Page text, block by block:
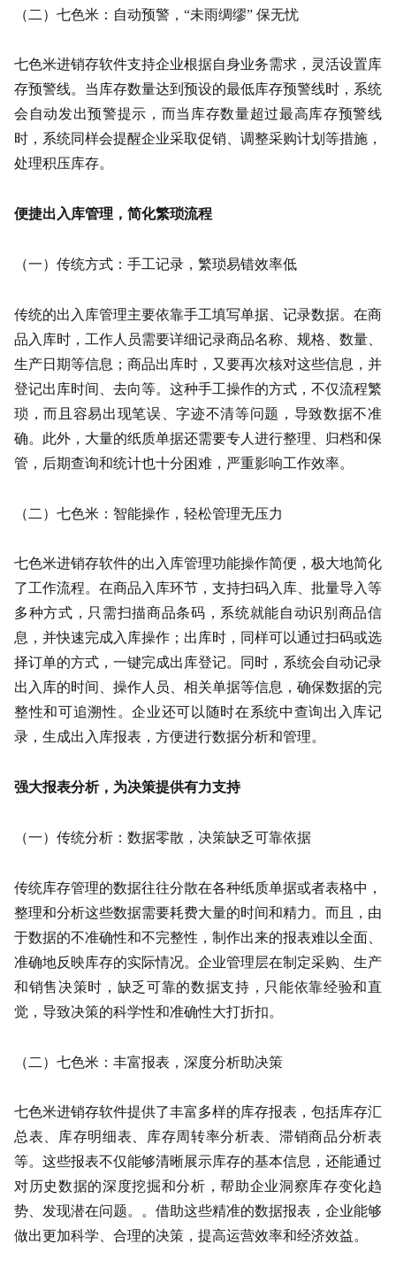
（二）七色米：自动预警，“未雨绸缪” 保无忧
七色米进销存软件支持企业根据自身业务需求，灵活设置库
存预警线。当库存数量达到预设的最低库存预警线时，系统
会自动发出预警提示，而当库存数量超过最高库存预警线
时，系统同样会提醒企业采取促销、调整采购计划等措施，
处理积压库存。
便捷出入库管理，简化繁琐流程
（一）传统方式：手工记录，繁琐易错效率低
传统的出入库管理主要依靠手工填写单据、记录数据。在商
品入库时，工作人员需要详细记录商品名称、规格、数量、
生产日期等信息；商品出库时，又要再次核对这些信息，并
登记出库时间、去向等。这种手工操作的方式，不仅流程繁
琐，而且容易出现笔误、字迹不清等问题，导致数据不准
确。此外，大量的纸质单据还需要专人进行整理、归档和保
管，后期查询和统计也十分困难，严重影响工作效率。
（二）七色米：智能操作，轻松管理无压力
七色米进销存软件的出入库管理功能操作简便，极大地简化
了工作流程。在商品入库环节，支持扫码入库、批量导入等
多种方式，只需扫描商品条码，系统就能自动识别商品信
息，并快速完成入库操作；出库时，同样可以通过扫码或选
择订单的方式，一键完成出库登记。同时，系统会自动记录
出入库的时间、操作人员、相关单据等信息，确保数据的完
整性和可追溯性。企业还可以随时在系统中查询出入库记
录，生成出入库报表，方便进行数据分析和管理。
强大报表分析，为决策提供有力支持
（一）传统分析：数据零散，决策缺乏可靠依据
传统库存管理的数据往往分散在各种纸质单据或者表格中，
整理和分析这些数据需要耗费大量的时间和精力。而且，由
于数据的不准确性和不完整性，制作出来的报表难以全面、
准确地反映库存的实际情况。企业管理层在制定采购、生产
和销售决策时，缺乏可靠的数据支持，只能依靠经验和直
觉，导致决策的科学性和准确性大打折扣。
（二）七色米：丰富报表，深度分析助决策
七色米进销存软件提供了丰富多样的库存报表，包括库存汇
总表、库存明细表、库存周转率分析表、滞销商品分析表
等。这些报表不仅能够清晰展示库存的基本信息，还能通过
对历史数据的深度挖掘和分析，帮助企业洞察库存变化趋
势、发现潜在问题。。借助这些精准的数据报表，企业能够
做出更加科学、合理的决策，提高运营效率和经济效益。